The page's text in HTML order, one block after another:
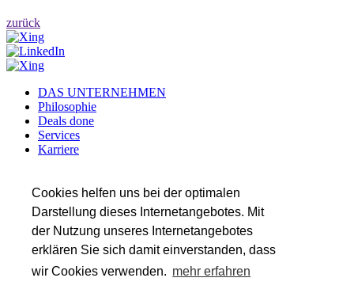
Cookies helfen uns bei der optimalen
Darstellung dieses Internetangebotes. Mit
der Nutzung unseres Internetangebotes
erklären Sie sich damit einverstanden, dass
wir Cookies verwenden. mehr erfahren
zurück
DAS UNTERNEHMEN
Philosophie
Deals done
Services
Karriere
Insights
SERVICES
Transaktionsberatung
Wirtschaftsprüfung
Valuation & Financial Modeling